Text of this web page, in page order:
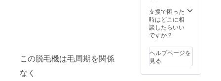
この脱毛機は毛周期を関係
なく
支援で困った
時はどこに相
談したらいい
ですか？
ヘルプページを
見る